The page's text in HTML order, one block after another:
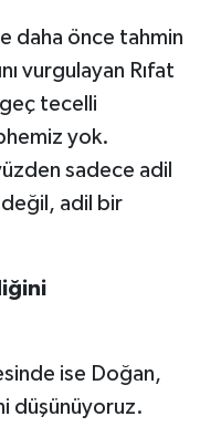
daha önce tahmin
vurgulayan Rıfat
tecelli
yok.
sadece adil
değil, adil bir
ise Doğan,
düşünüyoruz.